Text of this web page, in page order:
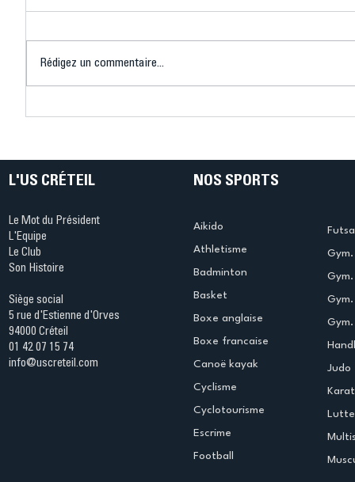
Ping ? Quand le tennis de
termine
Rédigez un commentaire...
L'US CRÉTEIL
Le Mot du Président
L'Equipe
Le Club
Son Histoire
Siège social
5 rue d'Estienne d'Orves
94000 Créteil
01 42 07 15 74
info@uscreteil.com
NOS SPORTS
Aikido
Athletisme
Badminton
Basket
Boxe anglaise
Boxe francaise
Canoë kayak
Cyclisme
Cyclotourisme
Escrime
Football
Judo
Lutte